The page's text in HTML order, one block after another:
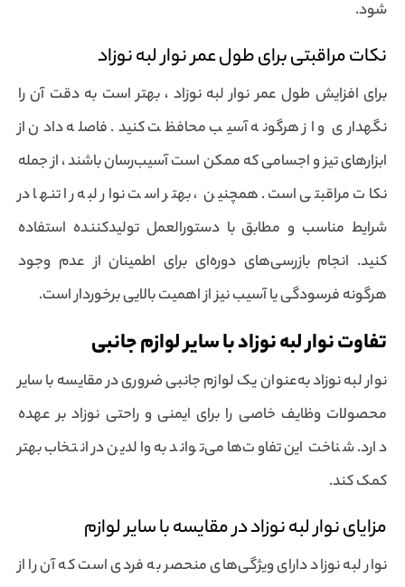
شود.
نکات مراقبتی برای طول عمر نوار لبه نوزاد
برای افزایش طول عمر نوار لبه نوزاد ، بهتر است به دقت آن را
نگهداری و از هرگونه آسیب محافظت کنید. فاصله دادن از
ابزارهای تیز و اجسامی که ممکن است آسیب‌رسان باشند ، از جمله
نکات مراقبتی است. همچنین ، بهتر است نوار لبه را تنها در
شرایط مناسب و مطابق با دستورالعمل تولیدکننده استفاده
کنید. انجام بازرسی‌های دوره‌ای برای اطمینان از عدم وجود
هرگونه فرسودگی یا آسیب نیز از اهمیت بالایی برخوردار است.
تفاوت نوار لبه نوزاد با سایر لوازم جانبی
نوار لبه نوزاد به‌عنوان یک لوازم جانبی ضروری در مقایسه با سایر
محصولات وظایف خاصی را برای ایمنی و راحتی نوزاد بر عهده
دارد. شناخت این تفاوت‌ها می‌تواند به والدین در انتخاب بهتر
کمک کند.
مزایای نوار لبه نوزاد در مقایسه با سایر لوازم
نوار لبه نوزاد دارای ویژگی‌های منحصر به فردی است که آن را از